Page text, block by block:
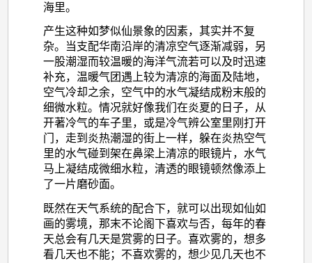
海里。
产生这种如梦似仙景象的因素，其实并不复
杂。当支配华南沿岸的清凉空气逐渐减弱，另
一股潮湿而较温暖的海洋气流若可以及时迅速
补充，温暖气团遇上较为清凉的海面及陆地，
空气冷却之余，空气中的水气凝结成粉末般的
细微水粒。情况就好像我们在炎夏的日子，从
开著冷气的车子里，或是冷气辨公室里刚打开
门，走到炎热潮湿的街上一样，躲在炎热空气
里的水气碰到架在鼻梁上清凉的眼镜片，水气
马上凝结成微细水粒，清透的眼镜顿然像添上
了一片磨砂面。
既然在天气系统的配合下，就可以出现如仙如
画的雾境，那末不论阁下喜欢与否，每年的春
天总会有几天是赏雾的日子。喜欢雾的，想多
看几天也不能；不喜欢雾的，想少见几天也不